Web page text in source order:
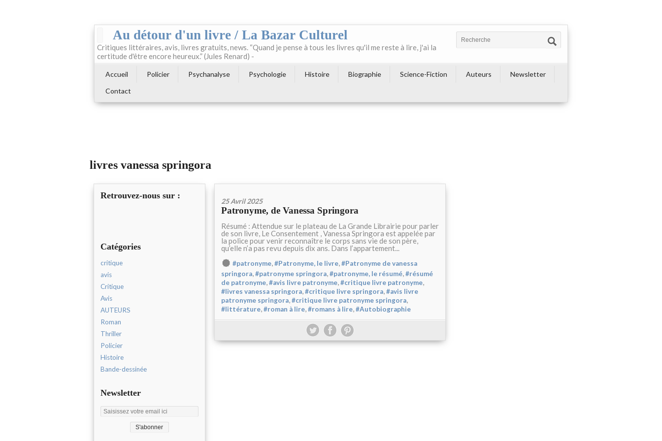
Au détour d'un livre / La Bazar Culturel
Critiques littéraires, avis, livres gratuits, news. “Quand je pense à tous les livres qu'il me reste à lire, j'ai la
certitude d'être encore heureux.” (Jules Renard) -
Accueil Policier Psychanalyse Psychologie Histoire Biographie Science-Fiction Auteurs
Newsletter
Contact
livres vanessa springora
Retrouvez-nous sur :
Catégories
critique
avis
Critique
Avis
AUTEURS
Roman
Thriller
Policier
Histoire
Bande-dessinée
Newsletter
25 Avril 2025
Patronyme, de Vanessa Springora
Résumé : Attendue sur le plateau de La Grande Librairie pour parler
de son livre, Le Consentement , Vanessa Springora est appelée par
la police pour venir reconnaître le corps sans vie de son père,
qu’elle n’a pas revu depuis dix ans. Dans l’appartement...
#patronyme,#Patronyme, le livre,#Patronyme de vanessa
springora,#patronyme springora,#patronyme, le résumé,#résumé
de patronyme,#avis livre patronyme,#critique livre patronyme,
#livres vanessa springora,#critique livre springora,#avis livre
patronyme springora,#critique livre patronyme springora,
#littérature,#roman à lire,#romans à lire,#Autobiographie